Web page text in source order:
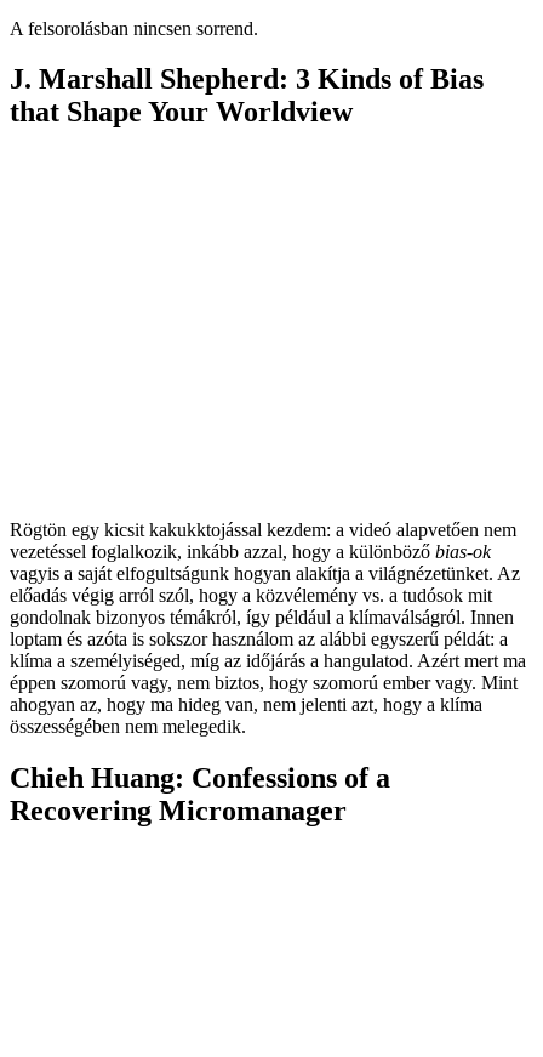
A felsorolásban nincsen sorrend.
J. Marshall Shepherd: 3 Kinds of Bias
that Shape Your Worldview
Rögtön egy kicsit kakukktojással kezdem: a videó alapvetően nem
vezetéssel foglalkozik, inkább azzal, hogy a különböző bias-ok
vagyis a saját elfogultságunk hogyan alakítja a világnézetünket. Az
előadás végig arról szól, hogy a közvélemény vs. a tudósok mit
gondolnak bizonyos témákról, így például a klímaválságról. Innen
loptam és azóta is sokszor használom az alábbi egyszerű példát: a
klíma a személyiséged, míg az időjárás a hangulatod. Azért mert ma
éppen szomorú vagy, nem biztos, hogy szomorú ember vagy. Mint
ahogyan az, hogy ma hideg van, nem jelenti azt, hogy a klíma
összességében nem melegedik.
Chieh Huang: Confessions of a
Recovering Micromanager